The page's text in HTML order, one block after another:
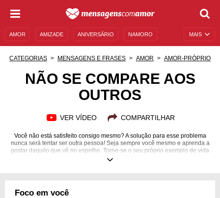
MAIS
AMOR AMIZADE ANIVERSÁRIO NAMORO
UNIVERSO FEMININO
MENSAGENS DE ANIVERSÁRIO
CATEGORIAS MENSAGENS E FRASES AMOR AMOR-PRÓPRIO
NÃO SE COMPARE AOS
OUTROS
VER VÍDEO COMPARTILHAR
Você não está satisfeito consigo mesmo? A solução para esse problema
nunca será tentar ser outra pessoa! Seja sempre você mesmo e aprenda a
gostar daquilo que vê no espelho. Torne-se o seu próprio exemplo de vida
e seja aquilo que te faz feliz.
Foco em você